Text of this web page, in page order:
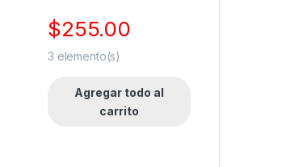
$255.00
3 elemento(s)
Agregar todo al
carrito